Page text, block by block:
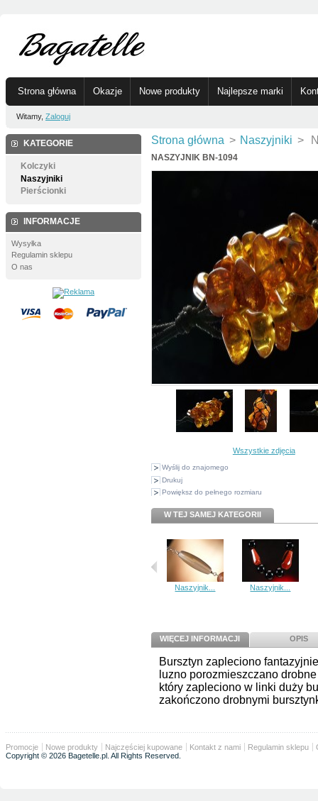
Strona główna Okazje Nowe produkty Najlepsze marki
Witamy, Zaloguj
KATEGORIE
Kolczyki
Naszyjniki
Pierścionki
INFORMACJE
Wysyłka
Regulamin sklepu
O nas
Strona główna > Naszyjniki >
NASZYJNIK BN-1094
Wszystkie zdjęcia
Wyślij do znajomego
Drukuj
Powiększ do pełnego rozmiaru
W TEJ SAMEJ KATEGORII
Naszyjnik... Naszyjnik...
WIĘCEJ INFORMACJI OPIS
Bursztyn zapleciono
luzno porozmieszczano
który zapleciono w linki duży
zakończono drobnymi
Promocje Nowe produkty Najczęściej kupowane Kontakt z nami Regulamin sklepu
Copyright © 2026 Bagetelle.pl. All Rights Reserved.